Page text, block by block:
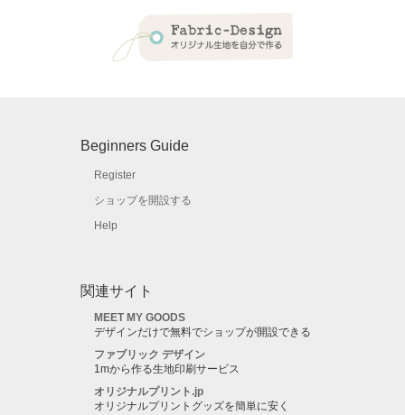
Beginners Guide
Register
ショップを開設する
Help
関連サイト
MEET MY GOODS
デザインだけで無料でショップが開設できる
ファブリック デザイン
1mから作る生地印刷サービス
オリジナルプリント.jp
オリジナルプリントグッズを簡単に安く